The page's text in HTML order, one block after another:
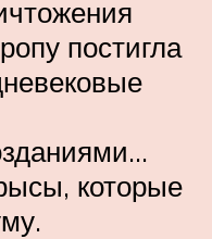
постигла
которые